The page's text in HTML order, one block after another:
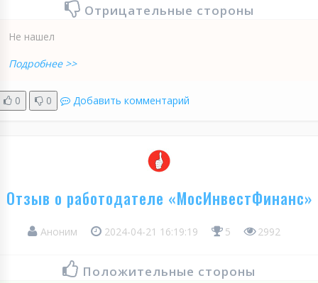
Отрицательные стороны
Не нашел
Подробнее >>
0 0 Добавить комментарий
Отзыв о работодателе «МосИнвестФинанс»
Аноним 2024-04-21 16:19:19 5 2992
Положительные стороны